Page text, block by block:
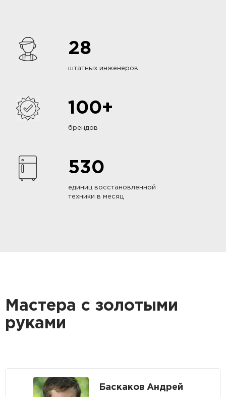
28
штатных инженеров
100+
брендов
530
единиц восстановленной
техники в месяц
Мастера с золотыми
руками
Баскаков Андрей